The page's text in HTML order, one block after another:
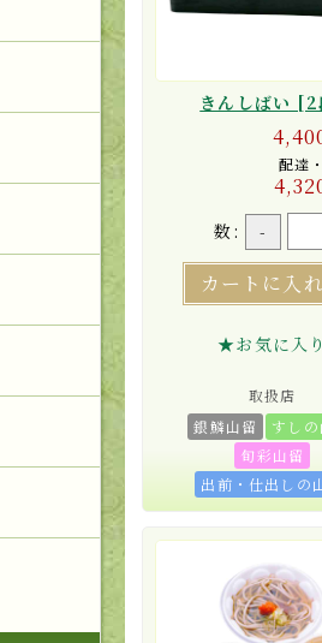
きんしばい [2
配達
数: -
カートに入
★お気に入り
取扱店
銀鱗山留
すしの
旬彩山留
出前・仕出しの